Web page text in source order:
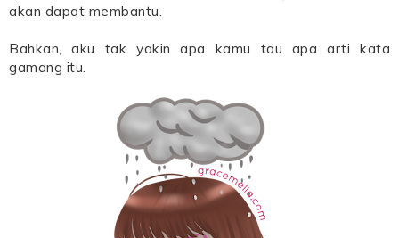
akan dapat membantu.
Bahkan, aku tak yakin apa kamu tau apa arti kata
gamang itu.